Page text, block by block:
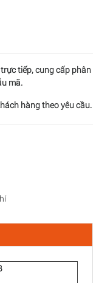
tiếp, cung cấp phân
mã.
hàng theo yêu cầu.